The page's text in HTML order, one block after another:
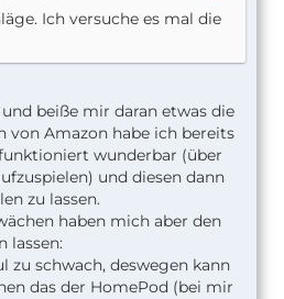
Ich versuche es mal die
beiße mir daran etwas die
von Amazon habe ich bereits
wunderbar (über
und diesen dann
zu lassen.
haben mich aber den
lassen:
zu schwach, deswegen kann
das der HomePod (bei mir